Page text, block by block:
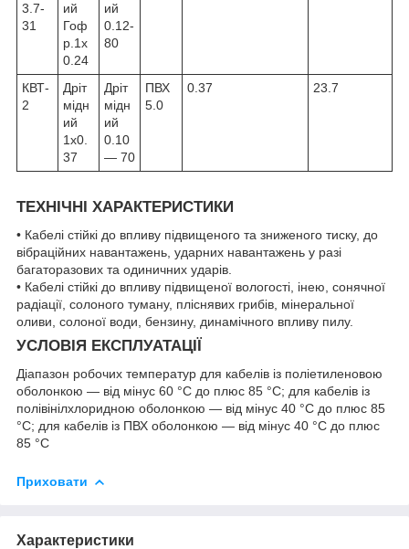
3.7-
31
ий
Гоф
р.1х
0.24
ий
0.12-
80
КВТ-
2
Дріт
мідн
ий
1х0.
37
Дріт
мідн
ий
0.10
— 70
ПВХ
5.0
0.37 23.7
ТЕХНІЧНІ ХАРАКТЕРИСТИКИ
• Кабелі стійкі до впливу підвищеного та зниженого тиску, до
вібраційних навантажень, ударних навантажень у разі
багаторазових та одиничних ударів.
• Кабелі стійкі до впливу підвищеної вологості, інею, сонячної
радіації, солоного туману, пліснявих грибів, мінеральної
оливи, солоної води, бензину, динамічного впливу пилу.
УСЛОВІЯ ЕКСПЛУАТАЦІЇ
Діапазон робочих температур для кабелів із поліетиленовою
оболонкою — від мінус 60 °C до плюс 85 °C; для кабелів із
полівінілхлоридною оболонкою — від мінус 40 °C до плюс 85
°C; для кабелів із ПВХ оболонкою — від мінус 40 °C до плюс
85 °C
Приховати
Характеристики